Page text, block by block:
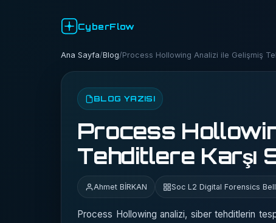
CyberFlow
Ana Sayfa/Blog/Process Hollowing Analizi ile Gelişmiş
BLOG YAZISI
Process
Tehditlere Karşı
Ahmet BİRKAN Soc L2 Digital Forensics
Process Hollowing analizi, siber tehditlerin